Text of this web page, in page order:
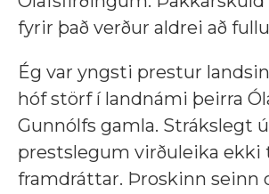
fyrir það verður aldrei að
Ég var yngsti prestur
hóf störf í landnámi þeirra
Gunnólfs gamla. Strákslegt
prestslegum virðuleika ekki
framdráttar. Þroskinn seinn